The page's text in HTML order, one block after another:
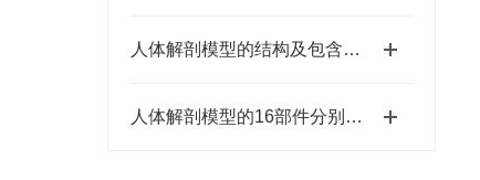
人体解剖模型的结构及包含的完整课程
人体解剖模型的16部件分别是哪些